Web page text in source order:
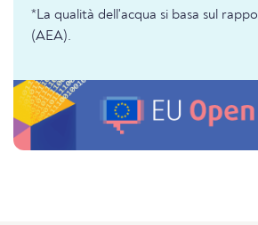
*La qualità dell'acqua si basa sul
(AEA).